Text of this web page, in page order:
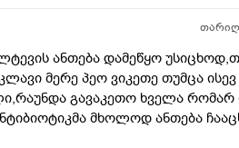
ანთება დამეწყო
მერე პეო ვიკეთე თუმცა
გავაკეთო ხველა რომარ
მხოლოდ ანთება